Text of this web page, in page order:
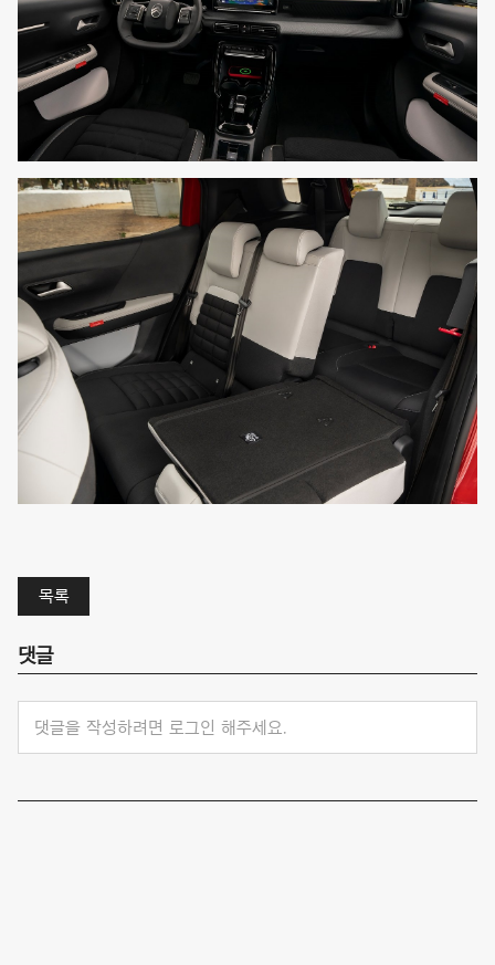
목록
댓글
댓글을 작성하려면 로그인 해주세요.